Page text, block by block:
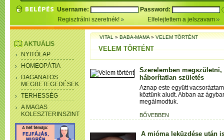
Username:
Password:
Regisztrálni szeretnék!
Elfelejtettem a jelszavam
AKTUÁLIS
NYITÓLAP
HOMEOPÁTIA
DAGANATOS
MEGBETEGEDÉSEK
TERHESSÉG
A MAGAS
KOLESZTERINSZINT
VITAL»BABA-MAMA»VELEM TÖRTÉNT
VELEM TÖRTÉNT
Szerelemben megszületni,
háborítatlan születés
Aznap este együtt
köztünk aludt. Abban az
megálmodtuk.
BŐVEBBEN
A mióma leküzdése után